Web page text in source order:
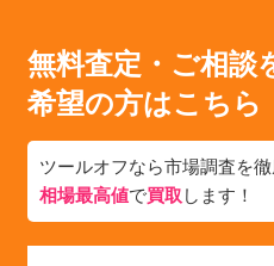
無料査定・ご相談
希望の方はこちら
ツールオフなら市場調査を
相場最高値で買取 します！